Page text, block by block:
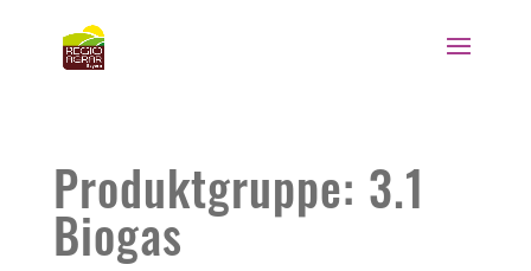
Produktgruppe: 3.1
Biogas